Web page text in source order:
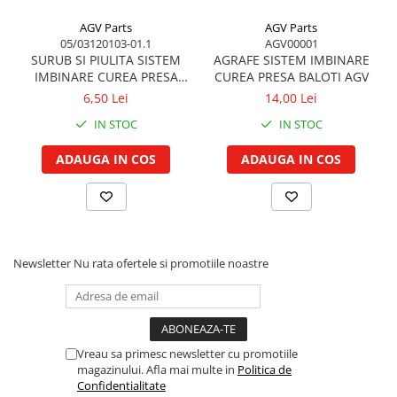
Inel spate arbore motor
Simering fata arbore motor
Volanta motor, coroana
Simering spate arbore motor
Capac arbore motor
Pistoane, segmenti, camasi
Camasa motor
Inele camasa motor
Pistoane motor
Set motor
Piston si segmenti
Pompe ulei motor
Racire motor
Palete ventilator radiator
Prezon roata
Inele fixare janta
Punte fata 4 roţi motrice
Ax transmisie fata
Balansier bucsa punte fata
Cardan, planetara
Carter de butuc, pivot
Intrare diferential grup conic
Reductor punte fata
Bucsa cuplare, rulment
Bloc hidraulic monobloc
Arbore de ridicare
AGV Parts
05/03120103-01.1
SURUB SI PIULITA SISTEM
IMBINARE CUREA PRESA
BALOTI
6,50 Lei
IN STOC
ADAUGA IN COS
AGV Parts
AGV00001
AGRAFE SISTEM IMBINARE
CUREA PRESA BALOTI AGV
14,00 Lei
IN STOC
ADAUGA IN COS
Newsletter Nu rata ofertele si promotiile noastre
Vreau sa primesc newsletter cu promotiile
magazinului. Afla mai multe in Politica de
Confidentialitate